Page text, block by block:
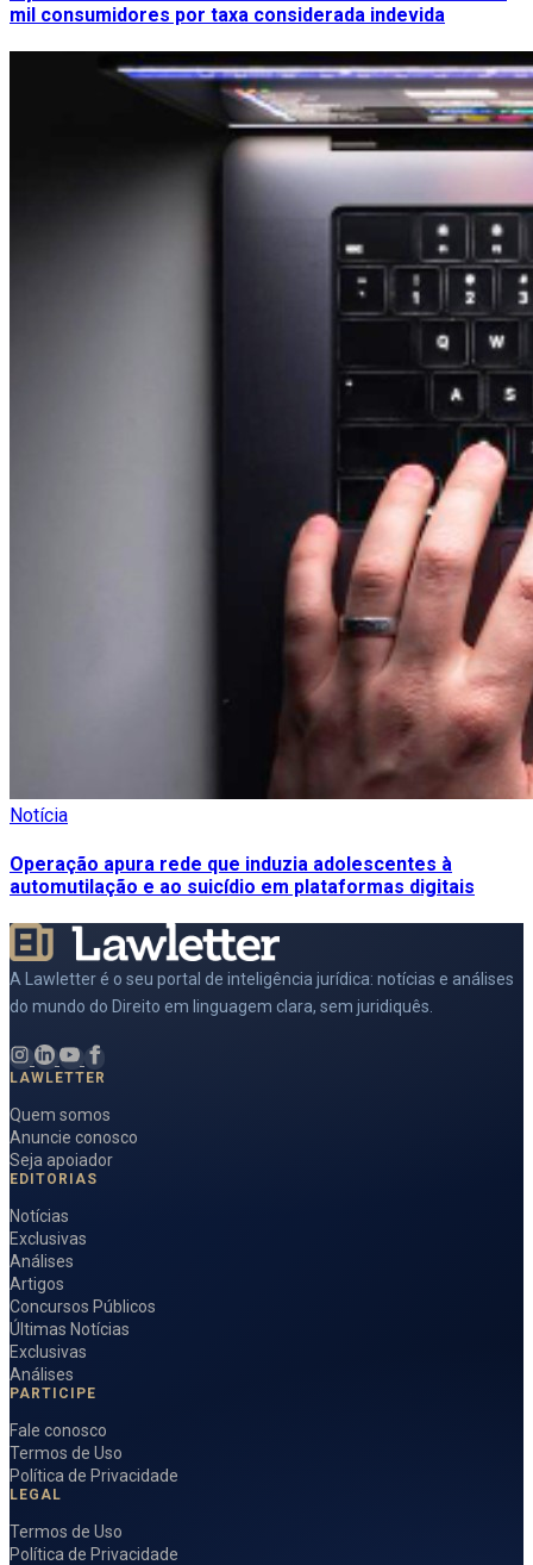
mil consumidores por taxa considerada indevida
Notícia
Operação apura rede que induzia adolescentes à
automutilação e ao suicídio em plataformas digitais
A Lawletter é o seu portal de inteligência jurídica: notícias e análises
do mundo do Direito em linguagem clara, sem juridiquês.
LAWLETTER
Quem somos
Anuncie conosco
Seja apoiador
EDITORIAS
Notícias
Exclusivas
Análises
Artigos
Concursos Públicos
Últimas Notícias
Exclusivas
Análises
PARTICIPE
Fale conosco
Termos de Uso
Política de Privacidade
LEGAL
Termos de Uso
Política de Privacidade